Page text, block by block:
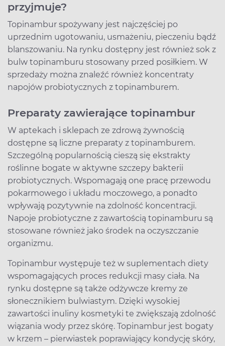
przyjmuje?
Topinambur spożywany jest najczęściej po
uprzednim ugotowaniu, usmażeniu, pieczeniu bądź
blanszowaniu. Na rynku dostępny jest również sok z
bulw topinamburu stosowany przed posiłkiem. W
sprzedaży można znaleźć również koncentraty
napojów probiotycznych z topinamburem.
Preparaty zawierające topinambur
W aptekach i sklepach ze zdrową żywnością
dostępne są liczne preparaty z topinamburem.
Szczególną popularnością cieszą się ekstrakty
roślinne bogate w aktywne szczepy bakterii
probiotycznych. Wspomagają one pracę przewodu
pokarmowego i układu moczowego, a ponadto
wpływają pozytywnie na zdolność koncentracji.
Napoje probiotyczne z zawartością topinamburu są
stosowane również jako środek na oczyszczanie
organizmu.
Topinambur występuje też w suplementach diety
wspomagających proces redukcji masy ciała. Na
rynku dostępne są także odżywcze kremy ze
słonecznikiem bulwiastym. Dzięki wysokiej
zawartości inuliny kosmetyki te zwiększają zdolność
wiązania wody przez skórę. Topinambur jest bogaty
w krzem – pierwiastek poprawiający kondycję skóry,